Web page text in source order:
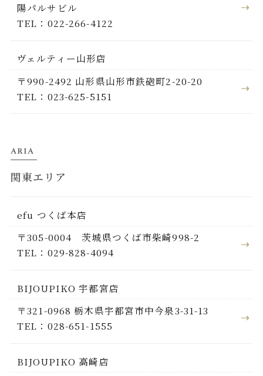
陽パルサビル
TEL：022-266-4122
ヴェルティー山形店
〒990-2492 山形県山形市鉄砲町2-20-20
TEL：023-625-5151
ARIA
関東エリア
efu つくば本店
〒305-0004 茨城県つくば市柴崎998-2
TEL：029-828-4094
BIJOUPIKO 宇都宮店
〒321-0968 栃木県宇都宮市中今泉3-31-13
TEL：028-651-1555
BIJOUPIKO 高崎店